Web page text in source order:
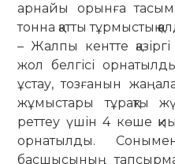
арнайы орынға
тонна қатты тұрмыстық
– Жалпы кентте
жол белгісі
ұстау, тозғанын
жұмыс­тары тұрақты
реттеу үшін 4 көше
орнатылды.
басшысының